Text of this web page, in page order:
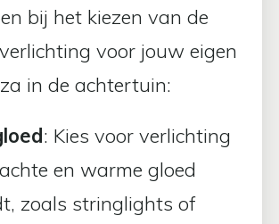
bij het kiezen van de
voor jouw eigen
in de achtertuin:
: Kies voor verlichting
en warme gloed
zoals stringlights of